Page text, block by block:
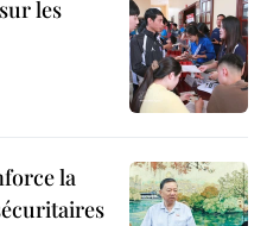
les
la